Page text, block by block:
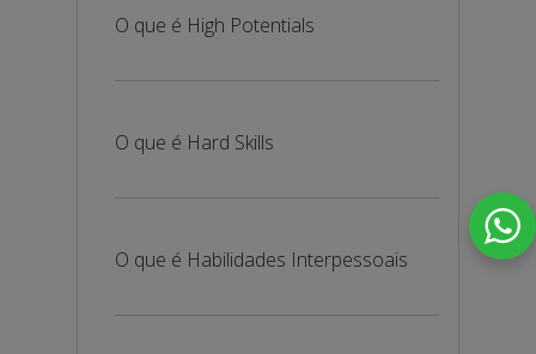
O que é High Potentials
O que é Hard Skills
O que é Habilidades Interpessoais